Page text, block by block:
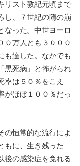
リスト教紀元頃まで
し、７世紀の隋の崩
なった。中世ヨーロ
０万人とも３０００
も達した。なかでも
黒死病」と怖がられ
率は５０％をこえ
がほぼ１００％だっ
の恒常的な流行によ
もに、生き残った
後の感染症を免れる